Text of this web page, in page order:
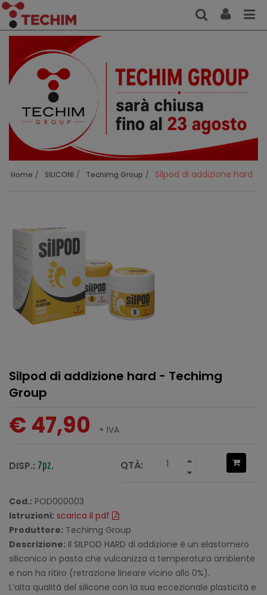
Home SILICONI Techimg Group Silpod di addizione hard
Silpod di addizione hard - Techimg
Group
€ 47,90 + IVA
DISP.: 7pz. QTÀ:
Cod.: POD000003
Istruzioni: scarica il pdf
Produttore: Techimg Group
Descrizione: Il SILPOD HARD di addizione è un elastomero
siliconico in pasta che vulcanizza a temperatura ambiente
e non ha ritiro (retrazione lineare vicino allo 0%).
L’alta qualità del silicone con la sua eccezionale plasticità e